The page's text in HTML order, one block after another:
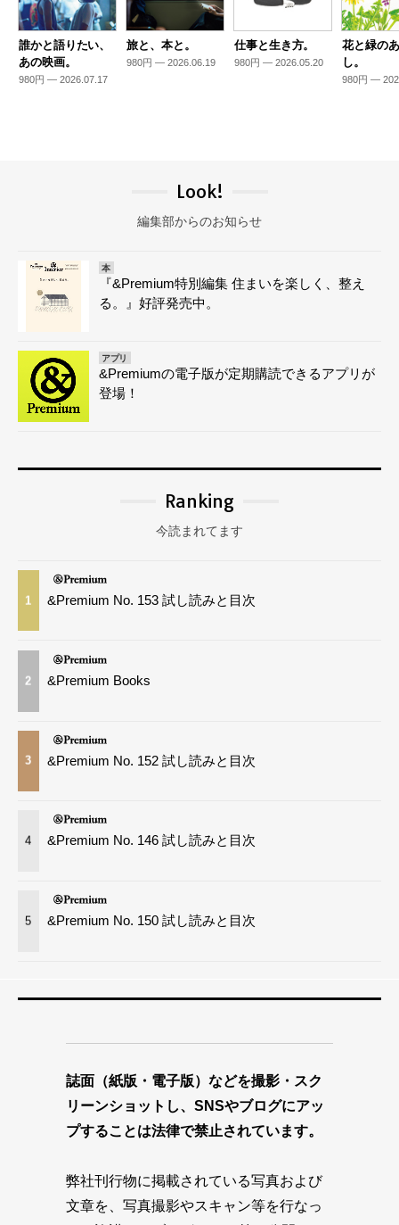
誰かと語りたい、
あの映画。
980円 — 2026.07.17
旅と、本と。
980円 — 2026.06.19
仕事と生き方。
980円 — 2026.05.20
花と緑の
し。
980円 —
Look!
編集部からのお知らせ
本
『&Premium特別編集 住まいを楽しく、整え
る。』好評発売中。
アプリ
&Premiumの電子版が定期購読できるアプリが
登場！
Ranking
今読まれてます
1 &Premium No. 153 試し読みと目次
2 &Premium Books
3 &Premium No. 152 試し読みと目次
4 &Premium No. 146 試し読みと目次
5 &Premium No. 150 試し読みと目次
誌面（紙版・電子版）などを撮影・スク
リーンショットし、SNSやブログにアッ
プすることは法律で禁止されています。
弊社刊行物に掲載されている写真および
文章を、写真撮影やスキャン等を行なっ